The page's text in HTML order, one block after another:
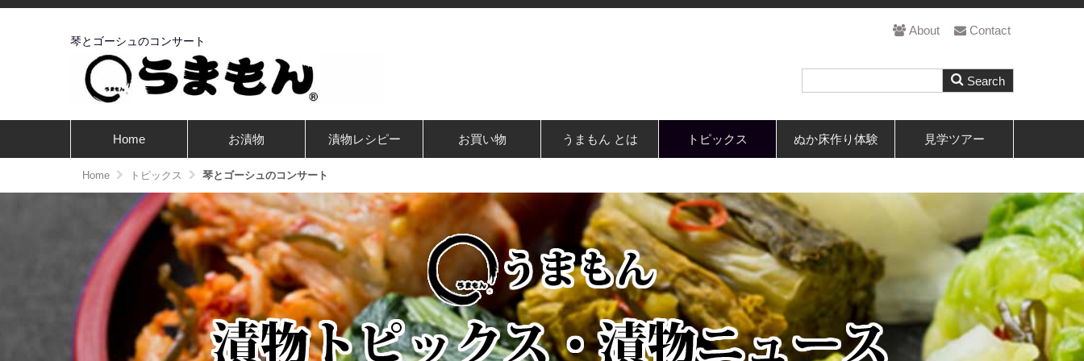
琴とゴーシュのコンサート
About Contact
Home お漬物 漬物レシピー お買い物 うまもん とは トピックス ぬか床作り体験 見学ツアー
Home トピックス 琴とゴーシュの​コンサート